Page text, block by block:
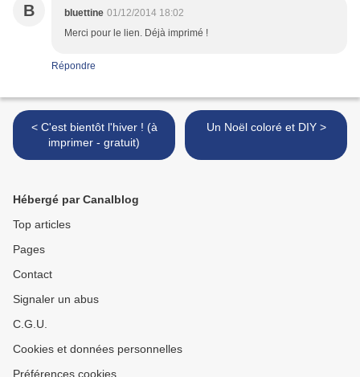
B bluettine 01/12/2014 18:02
Merci pour le lien. Déjà imprimé !
Répondre
< C'est bientôt l'hiver ! (à
imprimer - gratuit)
Un Noël coloré et DIY >
Hébergé par Canalblog
Top articles
Pages
Contact
Signaler un abus
C.G.U.
Cookies et données personnelles
Préférences cookies